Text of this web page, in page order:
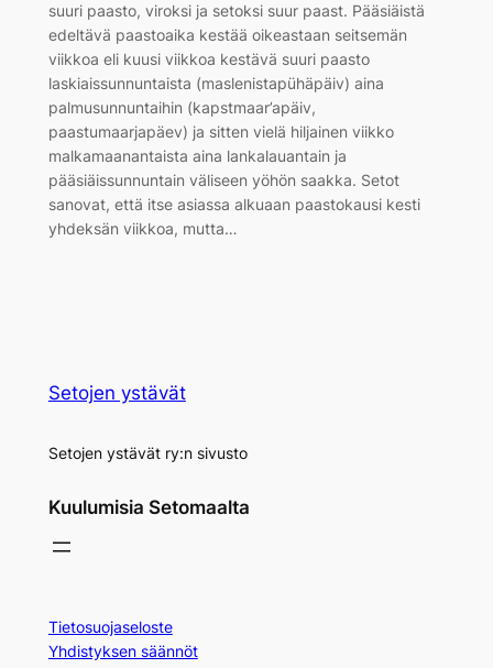
suuri paasto, viroksi ja setoksi suur paast. Pääsiäistä
edeltävä paastoaika kestää oikeastaan seitsemän
viikkoa eli kuusi viikkoa kestävä suuri paasto
laskiaissunnuntaista (maslenistapühäpäiv) aina
palmusunnuntaihin (kapstmaar’apäiv,
paastumaarjapäev) ja sitten vielä hiljainen viikko
malkamaanantaista aina lankalauantain ja
pääsiäissunnuntain väliseen yöhön saakka. Setot
sanovat, että itse asiassa alkuaan paastokausi kesti
yhdeksän viikkoa, mutta…
Setojen ystävät
Setojen ystävät ry:n sivusto
Kuulumisia Setomaalta
Tietosuojaseloste
Yhdistyksen säännöt